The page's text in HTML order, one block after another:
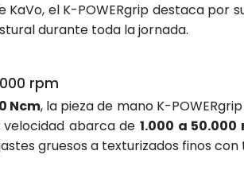
el K-POWERgrip destaca por
durante toda la jornada.
rpm
Ncm, la pieza de mano K-
abarca de 1.000 a 50.000
gruesos a texturizados finos